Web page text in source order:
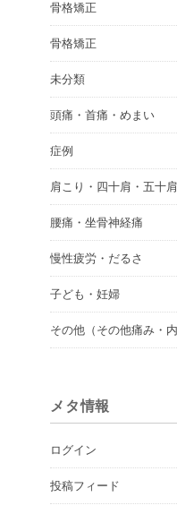
骨格矯正
骨格矯正
未分類
頭痛・首痛・めまい
症例
肩こり・四十肩・五十肩
腰痛・坐骨神経痛
慢性疲労・だるさ
子ども・妊婦
その他（その他痛み・
メタ情報
ログイン
投稿フィード